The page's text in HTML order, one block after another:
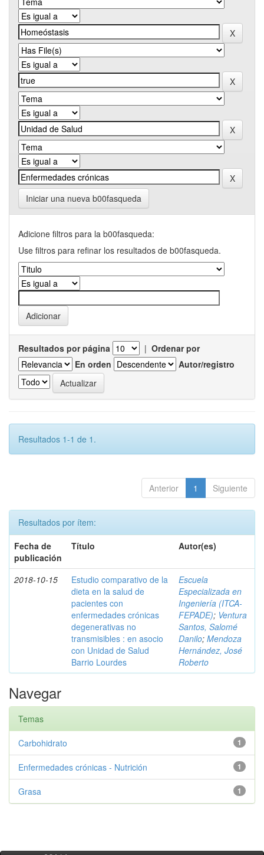
Iniciar una nueva b00fasqueda
Adicione filtros para la b00fasqueda:
Use filtros para refinar los resultados de b00fasqueda.
Resultados por página | Ordenar por
En orden
Autor/registro
Resultados 1-1 de 1.
Anterior 1 Siguiente
Resultados por ítem:
Fecha de
publicación
Título Autor(es)
2018-10-15
Estudio comparativo de la
dieta en la salud de
pacientes con
enfermedades crónicas
degenerativas no
transmisibles : en asocio
con Unidad de Salud
Barrio Lourdes
Escuela
Especializada en
Ingeniería (ITCA-
FEPADE); Ventura
Santos, Salomé
Danilo; Mendoza
Hernández, José
Roberto
Navegar
Temas
1
Carbohidrato
1
Enfermedades crónicas - Nutrición
1
Grasa